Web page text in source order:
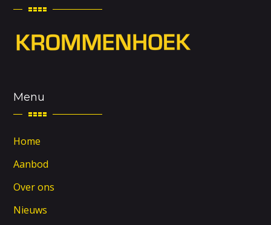
Menu
Home
Aanbod
Over ons
Nieuws